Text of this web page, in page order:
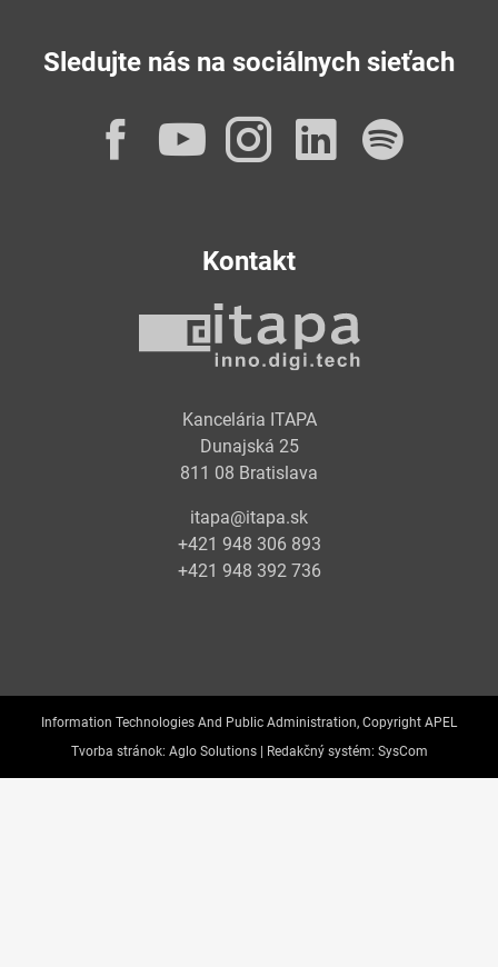
Sledujte nás na sociálnych sieťach
Facebook
YouTube
Instagram
Kontakt
Kancelária ITAPA
Dunajská 25
811 08 Bratislava
itapa@itapa.sk
+421 948 306 893
+421 948 392 736
Information Technologies And Public Administration, Copyright APEL
Tvorba stránok: Aglo Solutions | Redakčný systém: SysCom